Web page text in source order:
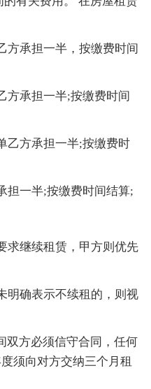
方承担一半，按缴费时间
方承担一半;按缴费时间
乙方承担一半;按缴费时
担一半;按缴费时间结算;
求继续租赁，甲方则优先
明确表示不续租的，则视
双方必须信守合同，任何
须向对方交纳三个月租